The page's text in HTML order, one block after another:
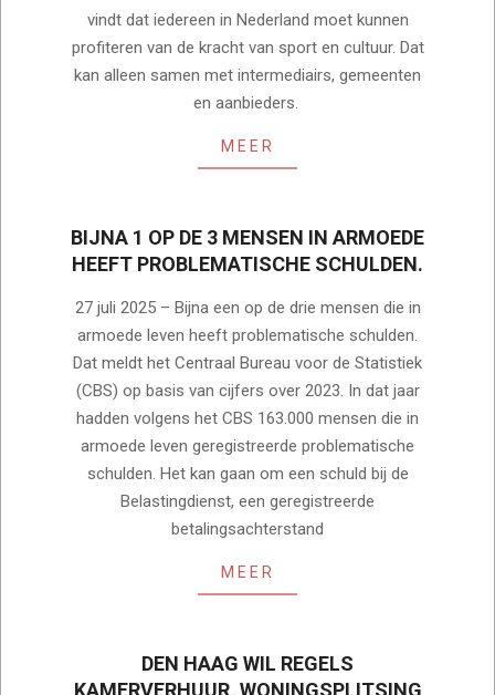
vindt dat iedereen in Nederland moet kunnen
profiteren van de kracht van sport en cultuur. Dat
kan alleen samen met intermediairs, gemeenten
en aanbieders.
MEER
BIJNA 1 OP DE 3 MENSEN IN ARMOEDE
HEEFT PROBLEMATISCHE SCHULDEN.
08-
05
27 juli 2025 – Bijna een op de drie mensen die in
armoede leven heeft problematische schulden.
Dat meldt het Centraal Bureau voor de Statistiek
(CBS) op basis van cijfers over 2023. In dat jaar
hadden volgens het CBS 163.000 mensen die in
armoede leven geregistreerde problematische
schulden. Het kan gaan om een schuld bij de
Belastingdienst, een geregistreerde
betalingsachterstand
MEER
DEN HAAG WIL REGELS
KAMERVERHUUR, WONINGSPLITSING